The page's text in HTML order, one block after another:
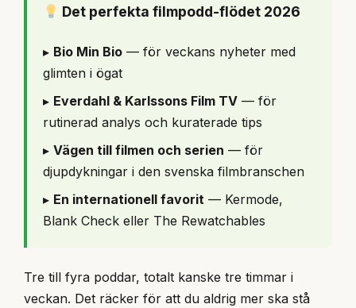
Det perfekta filmpodd-flödet 2026
▸ Bio Min Bio — för veckans nyheter med
glimten i ögat
▸ Everdahl & Karlssons Film TV — för
rutinerad analys och kuraterade tips
▸ Vägen till filmen och serien — för
djupdykningar i den svenska filmbranschen
▸ En internationell favorit — Kermode,
Blank Check eller The Rewatchables
Tre till fyra poddar, totalt kanske tre timmar i
veckan. Det räcker för att du aldrig mer ska stå